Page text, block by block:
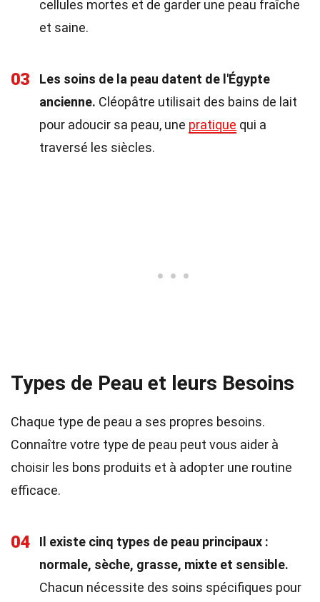
cellules mortes et de garder une peau fraîche
et saine.
03
Les soins de la peau datent de l'Égypte
ancienne. Cléopâtre utilisait des bains de lait
pour adoucir sa peau, une pratique qui a
traversé les siècles.
Types de Peau et leurs Besoins
Chaque type de peau a ses propres besoins.
Connaître votre type de peau peut vous aider à
choisir les bons produits et à adopter une routine
efficace.
04
Il existe cinq types de peau principaux :
normale, sèche, grasse, mixte et sensible.
Chacun nécessite des soins spécifiques pour